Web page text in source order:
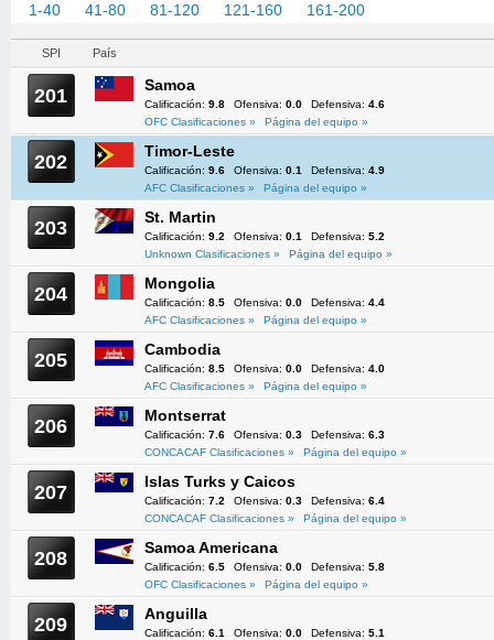
1-40 41-80 81-120 121-160 161-200
SPI País
201 Samoa
Calificación: 9.8 Ofensiva: 0.0 Defensiva: 4.6
OFC Clasificaciones »
Página del equipo »
202 Timor-Leste
Calificación: 9.6 Ofensiva: 0.1 Defensiva: 4.9
AFC Clasificaciones »
Página del equipo »
203 St. Martin
Calificación: 9.2 Ofensiva: 0.1 Defensiva: 5.2
Unknown Clasificaciones »
Página del equipo »
204 Mongolia
Calificación: 8.5 Ofensiva: 0.0 Defensiva: 4.4
AFC Clasificaciones »
Página del equipo »
205 Cambodia
Calificación: 8.5 Ofensiva: 0.0 Defensiva: 4.0
AFC Clasificaciones »
Página del equipo »
206 Montserrat
Calificación: 7.6 Ofensiva: 0.3 Defensiva: 6.3
CONCACAF Clasificaciones »
Página del equipo »
207 Islas Turks y Caicos
Calificación: 7.2 Ofensiva: 0.3 Defensiva: 6.4
CONCACAF Clasificaciones »
Página del equipo »
208 Samoa Americana
Calificación: 6.5 Ofensiva: 0.0 Defensiva: 5.8
OFC Clasificaciones »
Página del equipo »
209 Anguilla
Calificación: 6.1 Ofensiva: 0.0 Defensiva: 5.1